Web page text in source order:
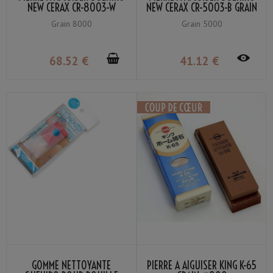
NEW CERAX CR-8003-W
GRAIN #8000
Grain 8000
68.52 €
NEW CERAX CR-5003-B GRAIN
# 5000
Grain 5000
41.12 €
GOMME NETTOYANTE PIERRE À AIGUISER KING K-65